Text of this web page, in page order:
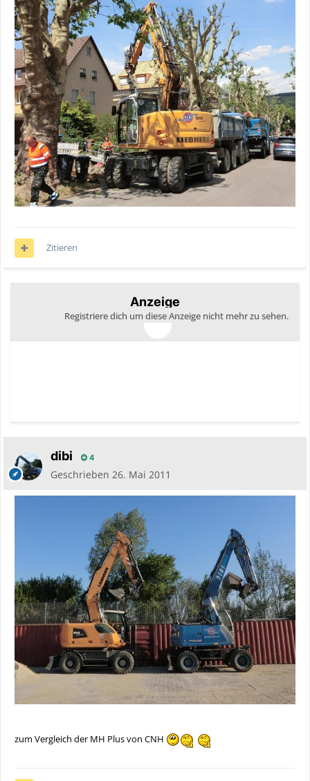
Zitieren
Anzeige
Registriere dich um diese Anzeige nicht mehr zu sehen.
dibi 4
Geschrieben 26. Mai 2011
zum Vergleich der MH Plus von CNH